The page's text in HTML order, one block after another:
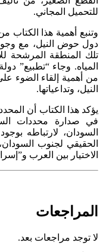
للتحميل المجاني.
وتنبع أهمية هذا الكتاب
دول حوض النيل، مع
تلك المنطقة المرشحة
من أهمية إلقاء الضوء
النيل، وتداعياتها.
يؤكد هذا الكتاب أن
في صدارة محددات
السودان، لارتباطه
الحقيقي لجنوب
الاختيار بين العرب
المراجعات
لا توجد مراجعات بعد.